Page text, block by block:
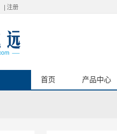
注册
首页 产品中心